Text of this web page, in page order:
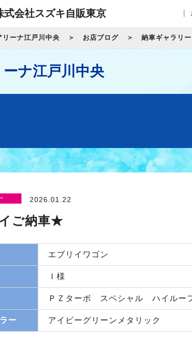
式会社スズキ自販東京
リーナ江戸川中央 お店ブログ 納車ギャラリー
ナ江戸川中央
2026.01.22
ご納車★
エブリイワゴン
Ｉ様
ＰＺターボ スペシャル ハイルー
ー アイビーグリーンメタリック